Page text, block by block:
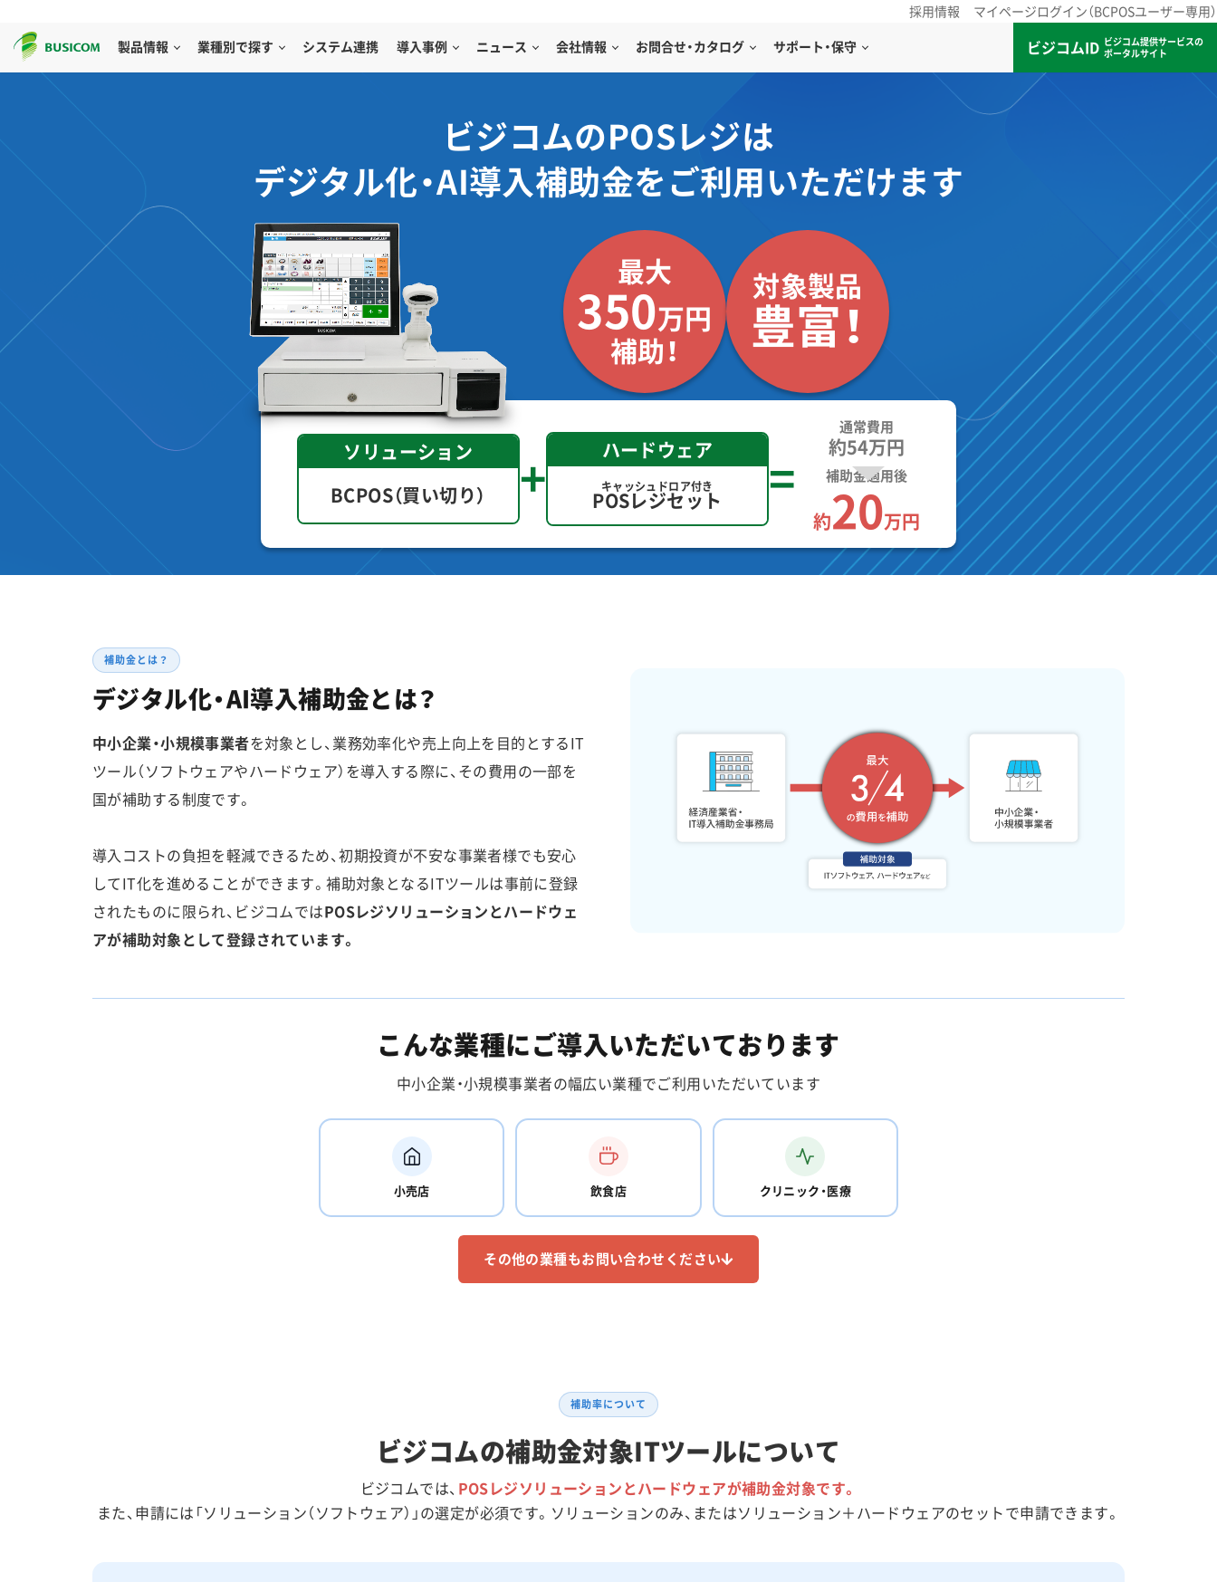
採用情報 マイページログイン（BCPOSユーザー専用）
製品情報 業種別で探す システム連携 導入事例 ニュース 会社情報 お問合せ・カタログ サポート・保守 ビジコムID
ビジコム提供サービスの
ポータルサイト
ビジコムのPOSレジは
デジタル化・AI導入補助金をご利用いただけます
最大
350万円
補助！
対象製品
豊富！
ソリューション
BCPOS（買い切り） +
ハードウェア
キャッシュドロア付き
POSレジセット =
通常費用
約54万円
補助金適用後
約20万円
補助金とは？
デジタル化・AI導入補助金とは？
中小企業・小規模事業者を対象とし、業務効率化や売上向上を目的とするIT
ツール（ソフトウェアやハードウェア）を導入する際に、その費用の一部を
国が補助する制度です。
導入コストの負担を軽減できるため、初期投資が不安な事業者様でも安心
してIT化を進めることができます。補助対象となるITツールは事前に登録
されたものに限られ、ビジコムでは POSレジソリューションとハードウェ
アが補助対象として登録されています。
こんな業種にご導入いただいております
中小企業・小規模事業者の幅広い業種でご利用いただいています
小売店 飲食店 クリニック・医療
その他の業種もお問い合わせください
補助率について
ビジコムの補助金対象ITツールについて
ビジコムでは、
POSレジソリューションとハードウェアが補助金対象です。
また、申請には「ソリューション（ソフトウェア）」の選定が必須です。ソリューションのみ、またはソリューション＋ハードウェアのセットで申請できます。